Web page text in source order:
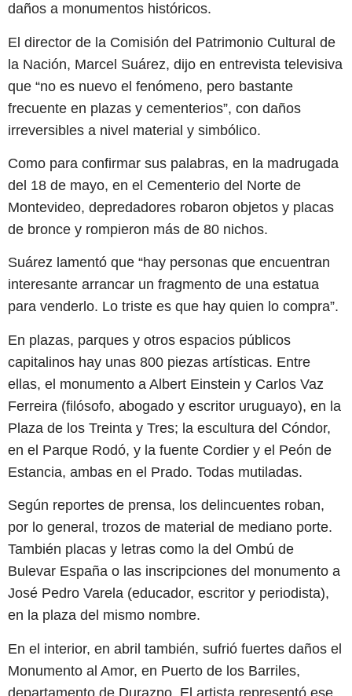
daños a monumentos históricos.
El director de la Comisión del Patrimonio Cultural de
la Nación, Marcel Suárez, dijo en entrevista televisiva
que “no es nuevo el fenómeno, pero bastante
frecuente en plazas y cementerios”, con daños
irreversibles a nivel material y simbólico.
Como para confirmar sus palabras, en la madrugada
del 18 de mayo, en el Cementerio del Norte de
Montevideo, depredadores robaron objetos y placas
de bronce y rompieron más de 80 nichos.
Suárez lamentó que “hay personas que encuentran
interesante arrancar un fragmento de una estatua
para venderlo. Lo triste es que hay quien lo compra”.
En plazas, parques y otros espacios públicos
capitalinos hay unas 800 piezas artísticas. Entre
ellas, el monumento a Albert Einstein y Carlos Vaz
Ferreira (filósofo, abogado y escritor uruguayo), en la
Plaza de los Treinta y Tres; la escultura del Cóndor,
en el Parque Rodó, y la fuente Cordier y el Peón de
Estancia, ambas en el Prado. Todas mutiladas.
Según reportes de prensa, los delincuentes roban,
por lo general, trozos de material de mediano porte.
También placas y letras como la del Ombú de
Bulevar España o las inscripciones del monumento a
José Pedro Varela (educador, escritor y periodista),
en la plaza del mismo nombre.
En el interior, en abril también, sufrió fuertes daños el
Monumento al Amor, en Puerto de los Barriles,
departamento de Durazno. El artista representó ese